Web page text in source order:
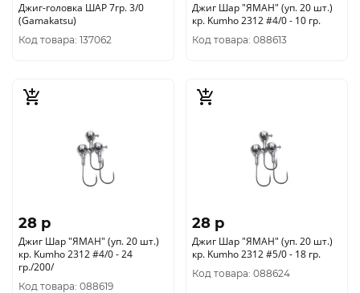
Джиг-головка ШАР 7гр. 3/0
(Gamakatsu)
Код товара: 137062
Джиг Шар "ЯМАН" (уп. 20 шт.)
кр. Kumho 2312 #4/0 - 10 гр.
Код товара: 088613
28 p
Джиг Шар "ЯМАН" (уп. 20 шт.)
кр. Kumho 2312 #4/0 - 24
гр./200/
Код товара: 088619
28 p
Джиг Шар "ЯМАН" (уп. 20 шт.)
кр. Kumho 2312 #5/0 - 18 гр.
Код товара: 088624